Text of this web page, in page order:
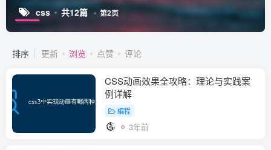
css 共12篇 第2页
排序 更新 浏览 点赞 评论
CSS动画效果全攻略：理论与实践案
例详解
编程
3年前